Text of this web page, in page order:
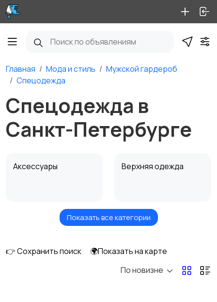
Главная Мода и стиль
Мужской гардероб
Спецодежда
Спецодежда в
Санкт-Петербурге
Аксессуары Верхняя одежда
Головные уборы Домашняя одежда
Показать все категории
👉 Сохранить поиск
🌍Показать на карте
По новизне